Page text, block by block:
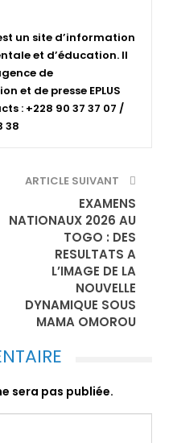
un site d’information
et d’éducation. Il
de
et de presse EPLUS
: +228 90 37 37 07 /
38
ARTICLE SUIVANT
EXAMENS
NATIONAUX 2026 AU
TOGO : DES
RESULTATS A
L’IMAGE DE LA
NOUVELLE
DYNAMIQUE SOUS
MAMA OMOROU
sera pas publiée.